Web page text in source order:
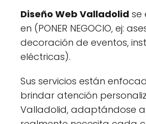
Diseño Web Valladolid se
en (PONER NEGOCIO, ej:
decoración de eventos,
eléctricas).
Sus servicios están
brindar atención
Valladolid, adaptándose